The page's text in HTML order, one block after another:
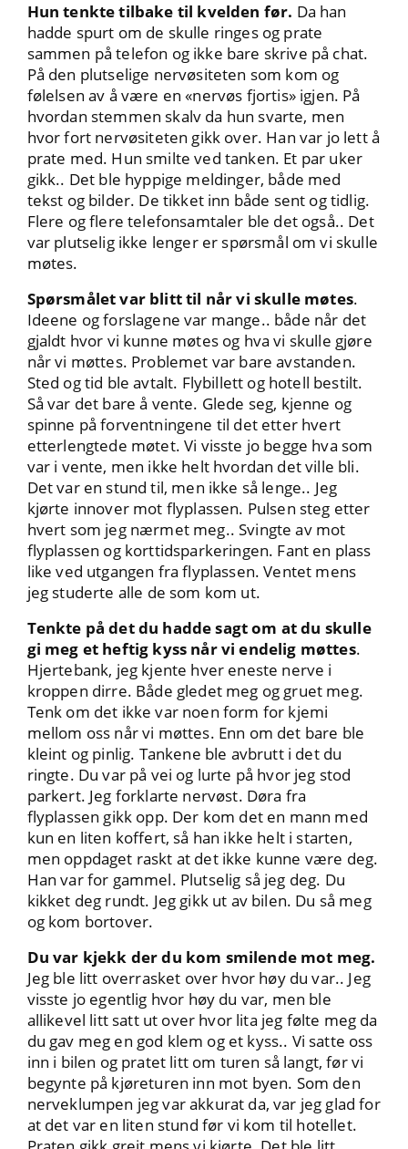
Hun tenkte tilbake til kvelden før. Da han
hadde spurt om de skulle ringes og prate
sammen på telefon og ikke bare skrive på chat.
På den plutselige nervøsiteten som kom og
følelsen av å være en «nervøs fjortis» igjen. På
hvordan stemmen skalv da hun svarte, men
hvor fort nervøsiteten gikk over. Han var jo lett å
prate med. Hun smilte ved tanken. Et par uker
gikk.. Det ble hyppige meldinger, både med
tekst og bilder. De tikket inn både sent og tidlig.
Flere og flere telefonsamtaler ble det også.. Det
var plutselig ikke lenger er spørsmål om vi skulle
møtes.
Spørsmålet var blitt til når vi skulle møtes.
Ideene og forslagene var mange.. både når det
gjaldt hvor vi kunne møtes og hva vi skulle gjøre
når vi møttes. Problemet var bare avstanden.
Sted og tid ble avtalt. Flybillett og hotell bestilt.
Så var det bare å vente. Glede seg, kjenne og
spinne på forventningene til det etter hvert
etterlengtede møtet. Vi visste jo begge hva som
var i vente, men ikke helt hvordan det ville bli.
Det var en stund til, men ikke så lenge.. Jeg
kjørte innover mot flyplassen. Pulsen steg etter
hvert som jeg nærmet meg.. Svingte av mot
flyplassen og korttidsparkeringen. Fant en plass
like ved utgangen fra flyplassen. Ventet mens
jeg studerte alle de som kom ut.
Tenkte på det du hadde sagt om at du skulle
gi meg et heftig kyss når vi endelig møttes.
Hjertebank, jeg kjente hver eneste nerve i
kroppen dirre. Både gledet meg og gruet meg.
Tenk om det ikke var noen form for kjemi
mellom oss når vi møttes. Enn om det bare ble
kleint og pinlig. Tankene ble avbrutt i det du
ringte. Du var på vei og lurte på hvor jeg stod
parkert. Jeg forklarte nervøst. Døra fra
flyplassen gikk opp. Der kom det en mann med
kun en liten koffert, så han ikke helt i starten,
men oppdaget raskt at det ikke kunne være deg.
Han var for gammel. Plutselig så jeg deg. Du
kikket deg rundt. Jeg gikk ut av bilen. Du så meg
og kom bortover.
Du var kjekk der du kom smilende mot meg.
Jeg ble litt overrasket over hvor høy du var.. Jeg
visste jo egentlig hvor høy du var, men ble
allikevel litt satt ut over hvor lita jeg følte meg da
du gav meg en god klem og et kyss.. Vi satte oss
inn i bilen og pratet litt om turen så langt, før vi
begynte på kjøreturen inn mot byen. Som den
nerveklumpen jeg var akkurat da, var jeg glad for
at det var en liten stund før vi kom til hotellet.